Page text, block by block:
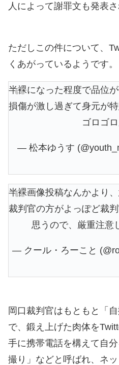
人によって謝罪文も発表さ
ただしこの件について、
くあがっているようです。
半裸になった程度で品位
損傷が激し過ぎて身元が
ゴロゴロ
— 松本ゆうす
半裸画像投稿なんかより
裁判官の方がよっぽど裁
思うので、厳重注意
— クール・ろーこと
岡口裁判官はもともと「
で、鍛え上げた肉体を
手に携帯電話を構えて自
撮り」などと呼ばれ、ネ